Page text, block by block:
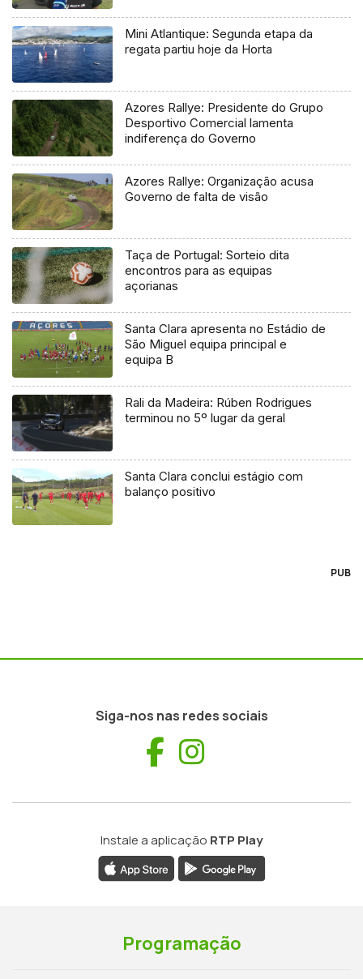
Mini Atlantique: Segunda etapa da
regata partiu hoje da Horta
Azores Rallye: Presidente do Grupo
Desportivo Comercial lamenta
indiferença do Governo
Azores Rallye: Organização acusa
Governo de falta de visão
Taça de Portugal: Sorteio dita
encontros para as equipas
açorianas
Santa Clara apresenta no Estádio de
São Miguel equipa principal e
equipa B
Rali da Madeira: Rúben Rodrigues
terminou no 5º lugar da geral
Santa Clara conclui estágio com
balanço positivo
PUB
Siga-nos nas redes sociais
Facebook
Instale a aplicação RTP Play
Programação